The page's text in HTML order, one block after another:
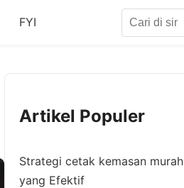
FYI
Artikel Populer
Strategi cetak kemasan murah
yang Efektif